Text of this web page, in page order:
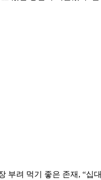
려 먹기 좋은 존재, “십